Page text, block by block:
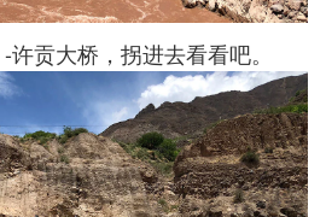
贡大桥，拐进去看看吧。